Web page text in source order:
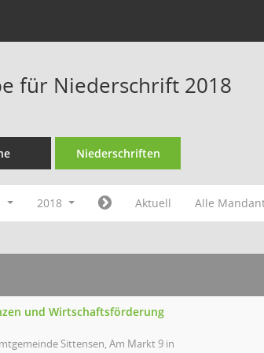
für Niederschrift 2018
Niederschriften
2018 Aktuell Alle
und Wirtschaftsförderung
Sittensen, Am Markt 9 in